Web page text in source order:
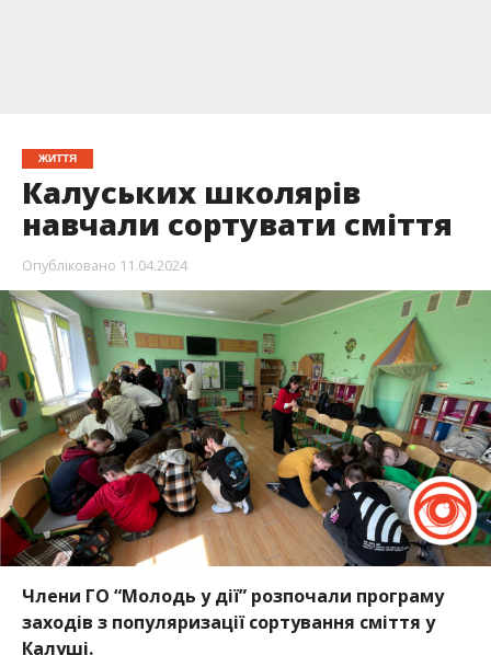
ЖИТТЯ
Калуських школярів
навчали сортувати сміття
Опубліковано 11.04.2024
Члени ГО “Молодь у дії” розпочали програму
заходів з популяризації сортування сміття у
Калуші.